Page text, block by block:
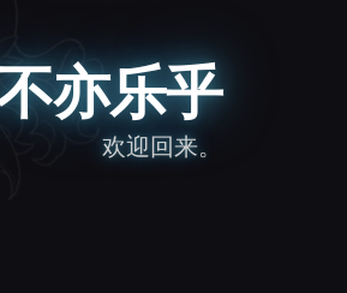
亦乐乎
欢迎回来。